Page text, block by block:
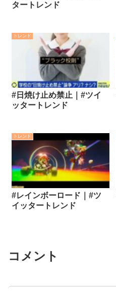
タートレンド
トレンド
#日焼け止め禁止｜#ツイ
ッタートレンド
トレンド
#レインボーロード｜#ツ
イッタートレンド
コメント